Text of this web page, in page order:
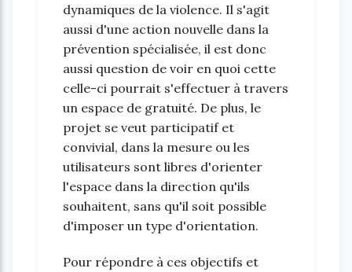
dynamiques de la violence. Il s'agit
aussi d'une action nouvelle dans la
prévention spécialisée, il est donc
aussi question de voir en quoi cette
celle-ci pourrait s'effectuer à travers
un espace de gratuité. De plus, le
projet se veut participatif et
convivial, dans la mesure ou les
utilisateurs sont libres d'orienter
l'espace dans la direction qu'ils
souhaitent, sans qu'il soit possible
d'imposer un type d'orientation.
Pour répondre à ces objectifs et